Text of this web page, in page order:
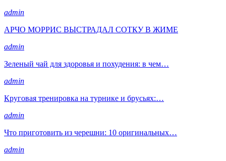
admin
АРЧО МОРРИС ВЫСТРАДАЛ СОТКУ В ЖИМЕ
admin
Зеленый чай для здоровья и похудения: в чем…
admin
Круговая тренировка на турнике и брусьях:…
admin
Что приготовить из черешни: 10 оригинальных…
admin